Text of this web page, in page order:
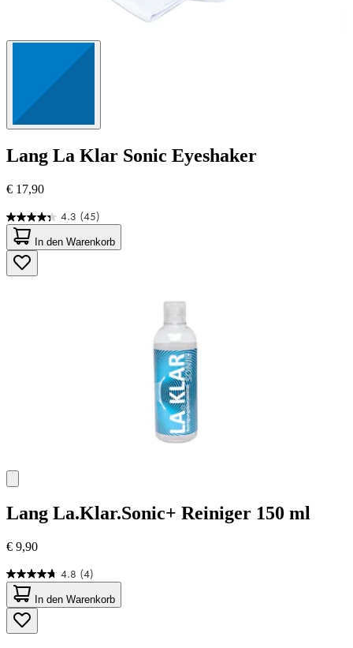
Lang La Klar Sonic Eyeshaker
€ 17,90
4.3 (45)
4.3
von
5
Sternen.
45
In den Warenkorb
Lang La.Klar.Sonic+ Reiniger 150 ml
€ 9,90
4.8 (4)
4.8
von
5
Sternen.
4
In den Warenkorb